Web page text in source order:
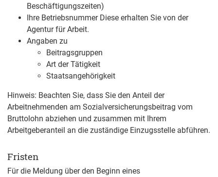
Beschäftigungszeiten)
Ihre Betriebsnummer Diese erhalten Sie von der
Agentur für Arbeit.
Angaben zu
Beitragsgruppen
Art der Tätigkeit
Staatsangehörigkeit
Hinweis: Beachten Sie, dass Sie den Anteil der
Arbeitnehmenden am Sozialversicherungsbeitrag vom
Bruttolohn abziehen und zusammen mit Ihrem
Arbeitgeberanteil an die zuständige Einzugsstelle abführen.
Fristen
Für die Meldung über den Beginn eines